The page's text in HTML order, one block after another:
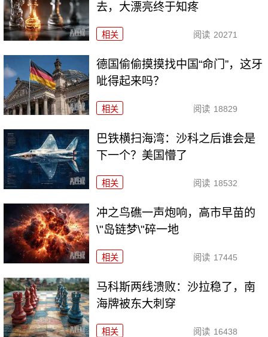
去，大漂亮终于知疼
相关 阅读 20271
德国偷偷摸摸找中国“命门”，这牙
呲得起来吗？
相关 阅读 18829
巴铁横扫海湾：沙科之后谁会是
下一个？美国懵了
相关 阅读 18532
冲之鸟礁一声炮响，高市早苗的
\"岛链梦\"碎一地
相关 阅读 17445
马科斯两线溃败：沙拉稳了，南
海牌被东大刺穿
相关 阅读 16438